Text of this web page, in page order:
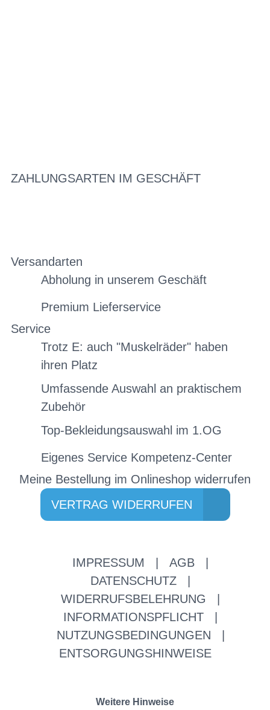
ZAHLUNGSARTEN IM GESCHÄFT
Versandarten
Abholung in unserem Geschäft
Premium Lieferservice
Service
Trotz E: auch "Muskelräder" haben
ihren Platz
Umfassende Auswahl an praktischem
Zubehör
Top-Bekleidungsauswahl im 1.OG
Eigenes Service Kompetenz-Center
Meine Bestellung im Onlineshop widerrufen
VERTRAG WIDERRUFEN
IMPRESSUM AGB
DATENSCHUTZ
WIDERRUFSBELEHRUNG
INFORMATIONSPFLICHT
NUTZUNGSBEDINGUNGEN
ENTSORGUNGSHINWEISE
Weitere Hinweise